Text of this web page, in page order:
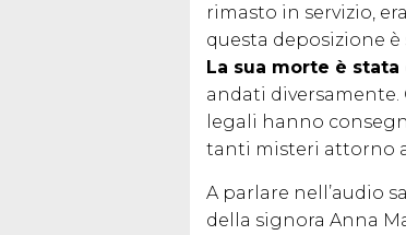
rimasto in servizio,
questa deposizione
La sua morte è
andati diversamente.
legali hanno
tanti misteri attorno
A parlare nell’audio
della signora Anna